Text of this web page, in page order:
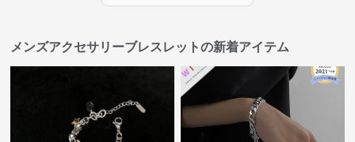
メンズアクセサリーブレスレットの新着アイテム